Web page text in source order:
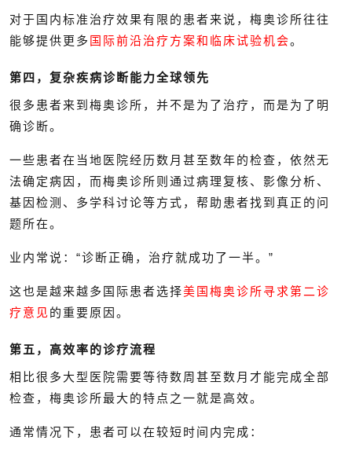
对于国内标准治疗效果有限的患者来说，梅奥诊所往往
能够提供更多 国际前沿治疗方案和临床试验机会。
第四，复杂疾病诊断能力全球领先
很多患者来到梅奥诊所，并不是为了治疗，而是为了明
确诊断。
一些患者在当地医院经历数月甚至数年的检查，依然无
法确定病因，而梅奥诊所则通过病理复核、影像分析、
基因检测、多学科讨论等方式，帮助患者找到真正的问
题所在。
业内常说：“诊断正确，治疗就成功了一半。”
这也是越来越多国际患者选择美国梅奥诊所寻求第二诊
疗意见的重要原因。
第五，高效率的诊疗流程
相比很多大型医院需要等待数周甚至数月才能完成全部
检查，梅奥诊所最大的特点之一就是高效。
通常情况下，患者可以在较短时间内完成：